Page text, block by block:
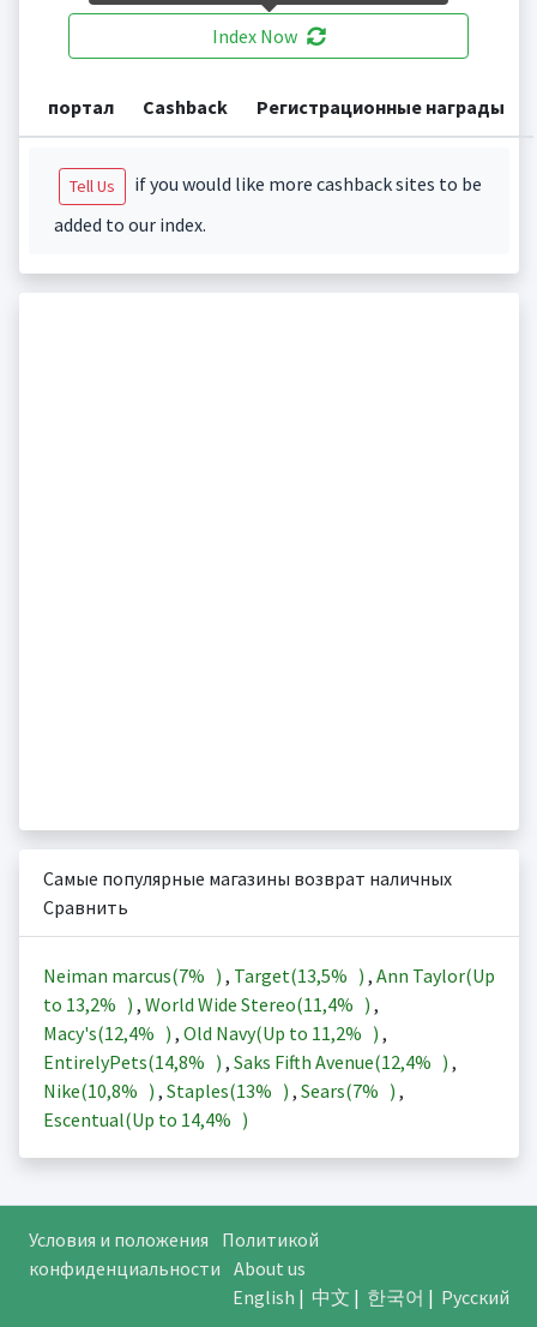
Index Now
портал Cashback Регистрационные награды
Tell Us
if you would like more cashback sites to be
added to our index.
Самые популярные магазины возврат наличных
Сравнить
Neiman marcus(7% ) , Target(13,5% ) , Ann Taylor(Up
to 13,2% ) , World Wide Stereo(11,4% ) ,
Macy's(12,4% ) , Old Navy(Up to 11,2% ) ,
EntirelyPets(14,8% ) , Saks Fifth Avenue(12,4% ) ,
Nike(10,8% ) , Staples(13% ) , Sears(7% ) ,
Escentual(Up to 14,4% )
Условия и положения
Политикой
конфиденциальности About us
English | 中文 | 한국어 | Русский